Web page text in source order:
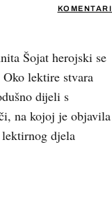
KOMENTARI
Šojat herojski se
lektire stvara
dijeli s
na kojoj je objavila
djela